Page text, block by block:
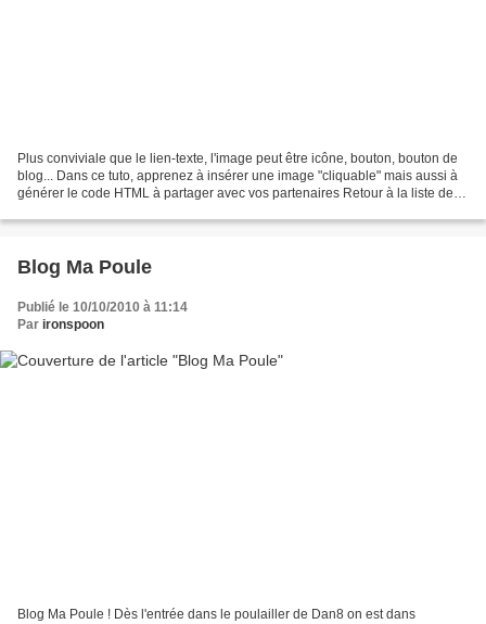
Plus conviviale que le lien-texte, l'image peut être icône, bouton, bouton de
blog... Dans ce tuto, apprenez à insérer une image "cliquable" mais aussi à
générer le code HTML à partager avec vos partenaires Retour à la liste des
Blog Ma Poule
Publié le 10/10/2010 à 11:14
Par ironspoon
Blog Ma Poule ! Dès l'entrée dans le poulailler de Dan8 on est dans